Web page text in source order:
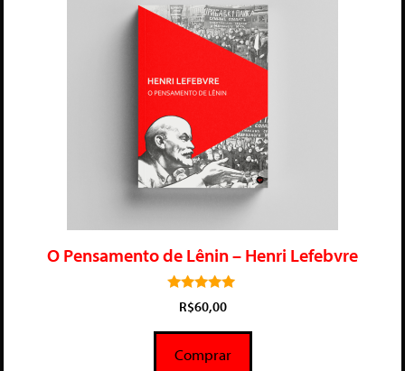
O Pensamento de Lênin – Henri Lefebvre
5.00
de 5
R$60,00
Comprar